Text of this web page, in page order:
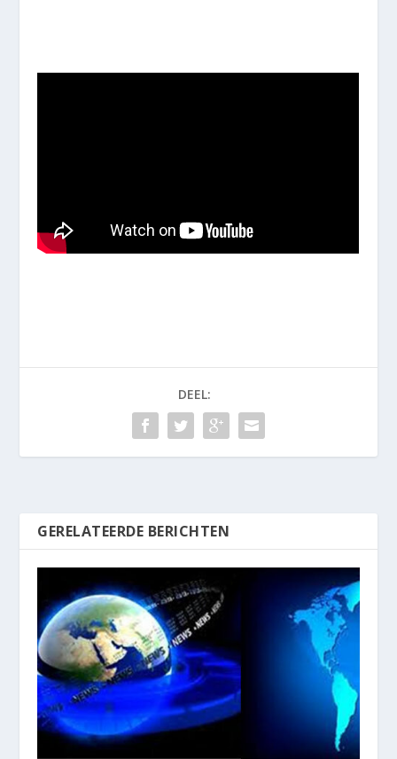
DEEL:
GERELATEERDE BERICHTEN